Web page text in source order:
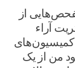
از
آراء
من از یک